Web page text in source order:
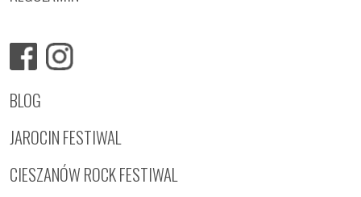
BLOG
JAROCIN FESTIWAL
CIESZANÓW ROCK FESTIWAL